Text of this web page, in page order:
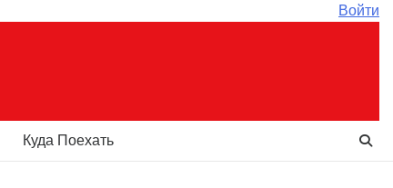
Войти
Куда Поехать